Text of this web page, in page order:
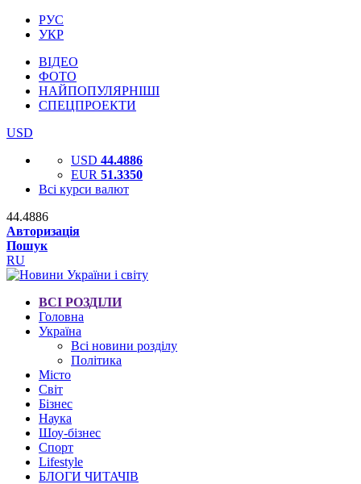
РУС
УКР
ВІДЕО
ФОТО
НАЙПОПУЛЯРНІШІ
СПЕЦПРОЕКТИ
USD
USD 44.4886
EUR 51.3350
Всі курси валют
44.4886
Авторизація
Пошук
RU
ВСІ РОЗДІЛИ
Головна
Україна
Всі новини розділу
Політика
Місто
Світ
Бізнес
Наука
Шоу-бізнес
Спорт
Lifestyle
БЛОГИ ЧИТАЧІВ